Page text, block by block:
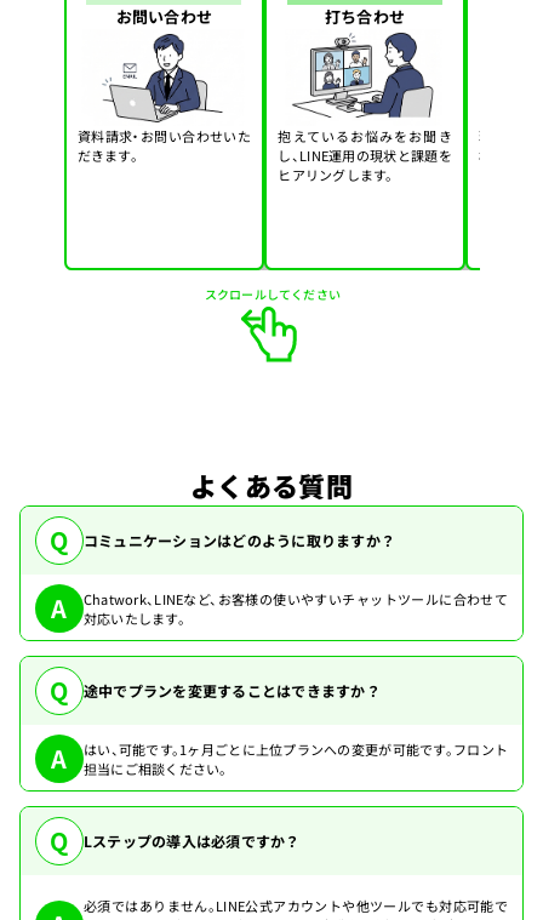
お問い合わせ
資料請求・お問い合わせいた
だきます。
打ち合わせ
抱えているお悩みをお聞き
し、LINE運用の現状と課題を
ヒアリングします。
現状の
析し、改
スクロールしてください
よくある質問
Q コミュニケーションはどのように取りますか？
A
Chatwork、LINEなど、お客様の使いやすいチャットツールに合わせて
対応いたします。
Q 途中でプランを変更することはできますか？
A
はい、可能です。1ヶ月ごとに上位プランへの変更が可能です。フロント
担当にご相談ください。
Q Lステップの導入は必須ですか？
必須ではありません。LINE公式アカウントや他ツールでも対応可能で